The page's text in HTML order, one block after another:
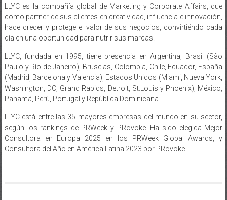
LLYC es la compañía global de Marketing y Corporate Affairs, que
como partner de sus clientes en creatividad, influencia e innovación,
hace crecer y protege el valor de sus negocios, convirtiéndo cada
día en una oportunidad para nutrir sus marcas.
LLYC, fundada en 1995, tiene presencia en Argentina, Brasil (São
Paulo y Río de Janeiro), Bruselas, Colombia, Chile, Ecuador, España
(Madrid, Barcelona y Valencia), Estados Unidos (Miami, Nueva York,
Washington, DC, Grand Rapids, Detroit, St.Louis y Phoenix), México,
Panamá, Perú, Portugal y República Dominicana.
LLYC está entre las 35 mayores empresas del mundo en su sector,
según los rankings de PRWeek y PRovoke. Ha sido elegida Mejor
Consultora en Europa 2025 en los PRWeek Global Awards, y
Consultora del Año en América Latina 2023 por PRovoke.